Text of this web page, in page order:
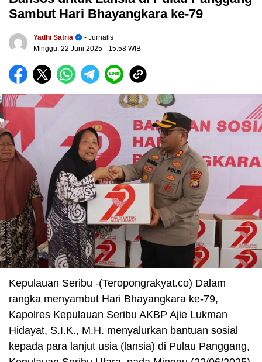
Sambut Hari Bhayangkara ke-79
Yadhi Satria
- Jurnalis
Minggu, 22 Juni 2025 - 15:58 WIB
Kepulauan Seribu -(Teropongrakyat.co) Dalam
rangka menyambut Hari Bhayangkara ke-79,
Kapolres Kepulauan Seribu AKBP Ajie Lukman
Hidayat, S.I.K., M.H. menyalurkan bantuan sosial
kepada para lanjut usia (lansia) di Pulau Panggang,